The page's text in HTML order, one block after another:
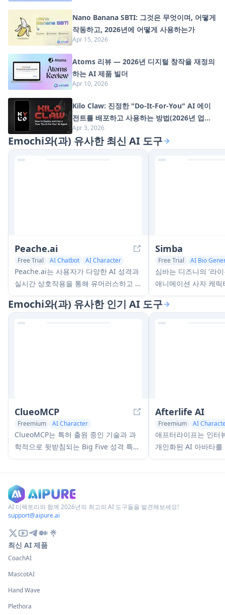
Nano Banana SBTI: 그것은 무엇이며, 어떻게
작동하고, 2026년에 어떻게 사용하는가
Apr 15, 2026
Atoms 리뷰 — 2026년 디지털 창작을 재정의
하는 AI 제품 빌더
Apr 10, 2026
Kilo Claw: 진정한 "Do-It-For-You" AI 에이
전트를 배포하고 사용하는 방법(2026년 업데
이트)
Apr 3, 2026
Emochi와(과) 유사한 최신 AI 도구
Peache.ai
Free Trial AI Chatbot AI Character
Peache.ai는 사용자가 다양한 AI 성격과
실시간 상호작용을 통해 유머러스하고 재
치 있으며 대담한 대화에 참여할 수 있도
록 하는 AI 캐릭터 채팅 놀이터입니다
Simba
Free Trial
AI Bio
AI Story Writing
AI
심바는 디즈니의 '라
애니메이션 사자 캐
도전 과제를 극복하
아들이며 걱정 없는
Emochi와(과) 유사한 인기 AI 도구
ClueoMCP
Freemium
AI Character
AI Interview Assistant
ClueoMCP는 특허 출원 중인 기술과 과
학적으로 뒷받침되는 Big Five 성격 특성
을 사용하여 모든 AI를 모든 플랫폼에서
Afterlife AI
Freemium AI
애프터라이프는 인터
개인화된 AI 아바타
플랫폼으로, 사용자
AI 디렉토리와 함께 2026년의 최고의 AI 도구들을 발견해보세요!
support@aipure.ai
최신 AI 제품
CoachAI
MascotAI
Hand Wave
Plethora